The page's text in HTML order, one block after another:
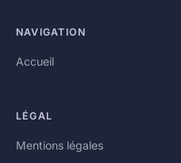
NAVIGATION
Accueil
LÉGAL
Mentions légales